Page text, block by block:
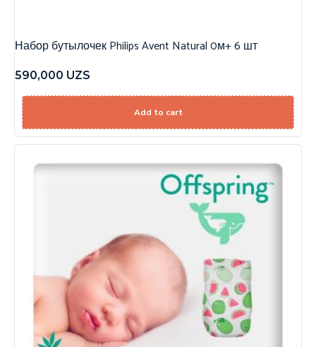
Набор бутылочек Philips Avent Natural 0м+ 6 шт
590,000 UZS
Add to cart